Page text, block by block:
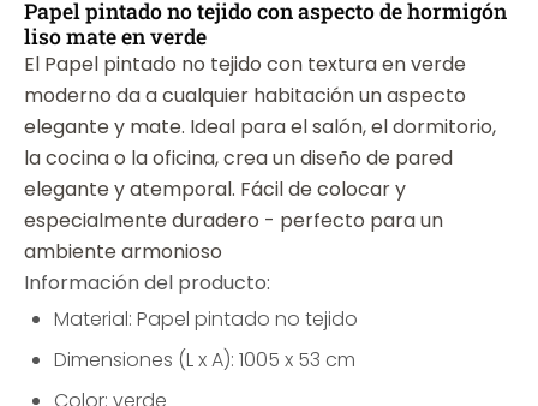
Papel pintado no tejido con aspecto de hormigón
liso mate en verde
El Papel pintado no tejido con textura en verde
moderno da a cualquier habitación un aspecto
elegante y mate. Ideal para el salón, el dormitorio,
la cocina o la oficina, crea un diseño de pared
elegante y atemporal. Fácil de colocar y
especialmente duradero - perfecto para un
ambiente armonioso
Información del producto:
Material: Papel pintado no tejido
Dimensiones (L x A): 1005 x 53 cm